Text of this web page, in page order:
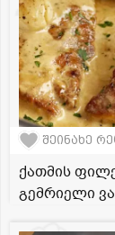
შეინახე
ქათმის
გემრიელი